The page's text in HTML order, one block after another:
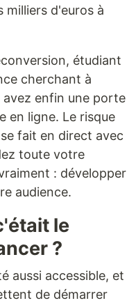
milliers d'euros à
étudiant
cherchant à
avez enfin une porte
en ligne. Le risque
fait en direct avec
toute votre
: développer
audience.
le
?
aussi accessible, et
de démarrer